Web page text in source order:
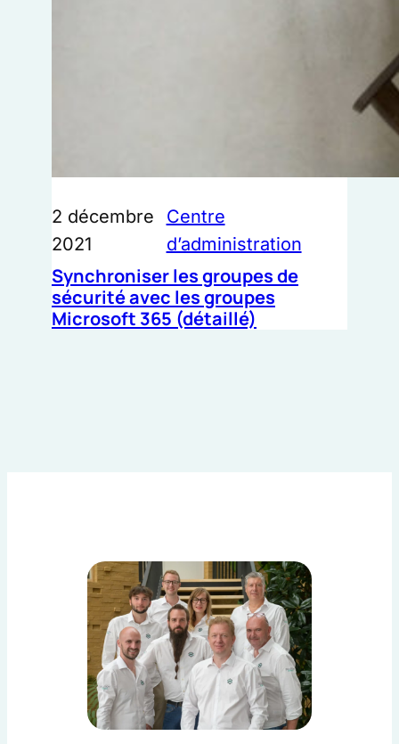
2 décembre
2021
Centre
d’administration
Synchroniser les groupes de
sécurité avec les groupes
Microsoft 365 (détaillé)